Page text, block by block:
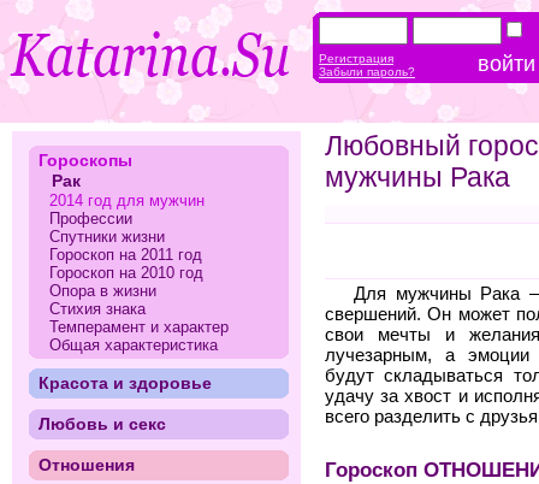
Любовный
мужчины Рака
Для мужчины Рака
свершений. Он может
свои мечты и
лучезарным, а эмоции
будут складываться
удачу за хвост и
всего разделить с
Гороскоп
Гороскопы
Рак
2014 год для мужчин
Профессии
Спутники жизни
Гороскоп на 2011 год
Гороскоп на 2010 год
Опора в жизни
Стихия знака
Темперамент и характер
Общая характеристика
Красота и здоровье
Любовь и секс
Отношения
Регистрация
Забыли пароль?